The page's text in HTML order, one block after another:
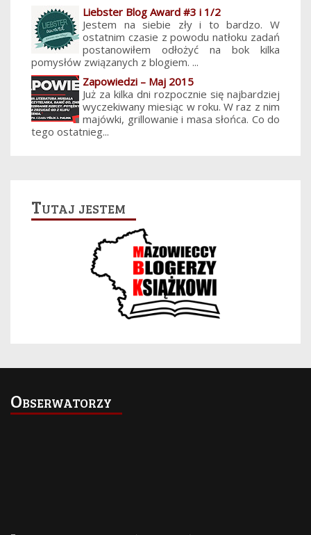
Liebster Blog Award #3 i 1/2
Jestem na siebie zły i to bardzo. W
ostatnim czasie z powodu natłoku zadań
postanowiłem odłożyć na bok kilka
pomysłów związanych z blogiem. ...
Zapowiedzi – Maj 2015
Już za kilka dni rozpocznie się najbardziej
wyczekiwany miesiąc w roku. W raz z nim
majówki, grillowanie i masa słońca. Co do
tego ostatnieg...
Tutaj jestem
Obserwatorzy